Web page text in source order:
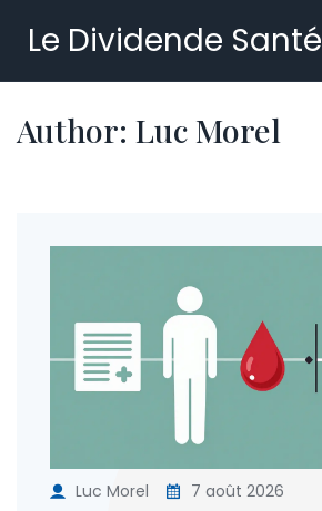
Le Dividende Santé
Author: Luc Morel
Luc Morel 7 août 2026